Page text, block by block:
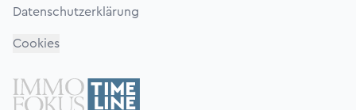
Datenschutzerklärung
Cookies